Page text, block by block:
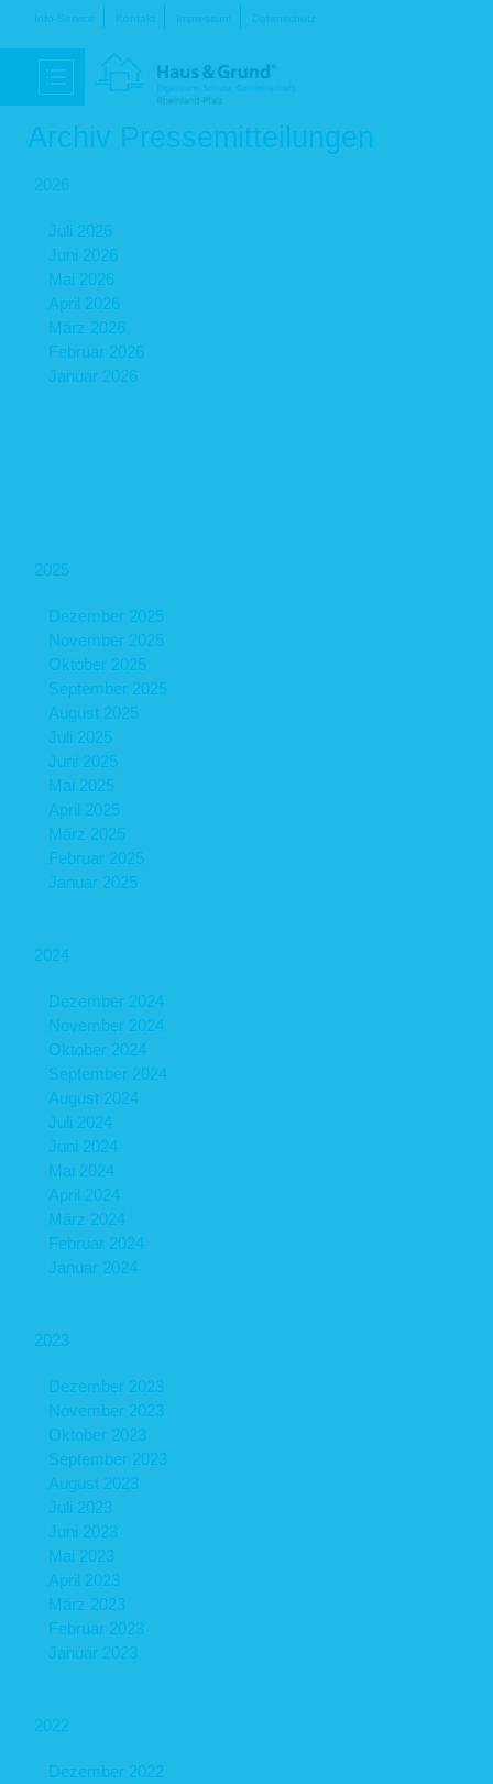
Navigation
Info-Service Kontakt Impressum Datenschutz
Archiv Pressemitteilungen
2026
Juli 2026
Juni 2026
Mai 2026
April 2026
März 2026
Februar 2026
Januar 2026
2025
Dezember 2025
November 2025
Oktober 2025
September 2025
August 2025
Juli 2025
Juni 2025
Mai 2025
April 2025
März 2025
Februar 2025
Januar 2025
2024
Dezember 2024
November 2024
Oktober 2024
September 2024
August 2024
Juli 2024
Juni 2024
Mai 2024
April 2024
März 2024
Februar 2024
Januar 2024
2023
Dezember 2023
November 2023
Oktober 2023
September 2023
August 2023
Juli 2023
Juni 2023
Mai 2023
April 2023
März 2023
Februar 2023
Januar 2023
2022
Dezember 2022